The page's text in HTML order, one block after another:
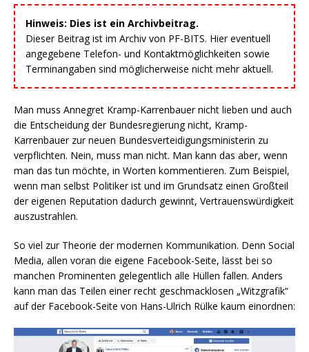
Hinweis: Dies ist ein Archivbeitrag.
Dieser Beitrag ist im Archiv von PF-BITS. Hier eventuell
angegebene Telefon- und Kontaktmöglichkeiten sowie
Terminangaben sind möglicherweise nicht mehr aktuell.
Man muss Annegret Kramp-Karrenbauer nicht lieben und auch
die Entscheidung der Bundesregierung nicht, Kramp-
Karrenbauer zur neuen Bundesverteidigungsministerin zu
verpflichten. Nein, muss man nicht. Man kann das aber, wenn
man das tun möchte, in Worten kommentieren. Zum Beispiel,
wenn man selbst Politiker ist und im Grundsatz einen Großteil
der eigenen Reputation dadurch gewinnt, Vertrauenswürdigkeit
auszustrahlen.
So viel zur Theorie der modernen Kommunikation. Denn Social
Media, allen voran die eigene Facebook-Seite, lässt bei so
manchen Prominenten gelegentlich alle Hüllen fallen. Anders
kann man das Teilen einer recht geschmacklosen „Witzgrafik“
auf der Facebook-Seite von Hans-Ulrich Rülke kaum einordnen: